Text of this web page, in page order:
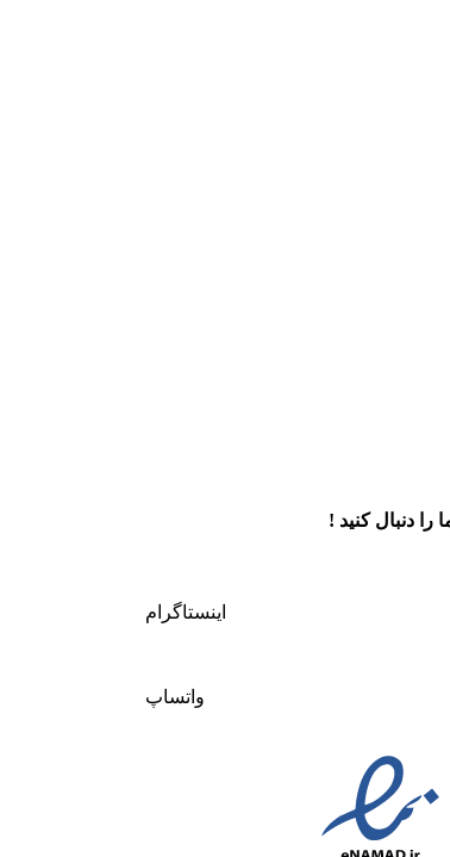
را دنبال کنید !
اینستاگرام
واتساپ